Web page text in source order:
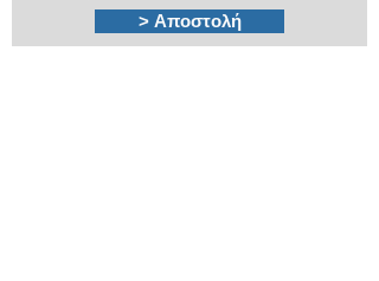
> Αποστολή